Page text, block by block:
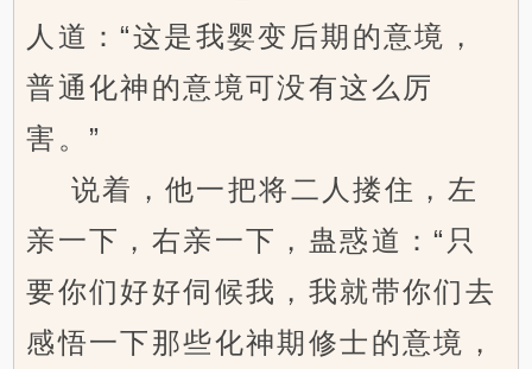
人道：“这是我婴变后期的意境，
普通化神的意境可没有这么厉
害。”
说着，他一把将二人搂住，左
亲一下，右亲一下，蛊惑道：“只
要你们好好伺候我，我就带你们去
感悟一下那些化神期修士的意境，